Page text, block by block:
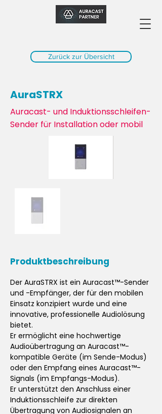
Zurück zur Übersicht
AuraSTRX
Auracast- und Induktionsschleifen-
Sender für Installation oder mobil
Produktbeschreibung
Der AuraSTRX ist ein Auracast™-Sender
und -Empfänger, der für den mobilen
Einsatz konzipiert wurde und eine
innovative, professionelle Audiolösung
bietet.
Er ermöglicht eine hochwertige
Audioübertragung an Auracast™-
kompatible Geräte (im Sende-Modus)
oder den Empfang eines Auracast™-
Signals (im Empfangs-Modus).
Er unterstützt den Anschluss einer
Induktionsschleife zur direkten
Übertragung von Audiosignalen an